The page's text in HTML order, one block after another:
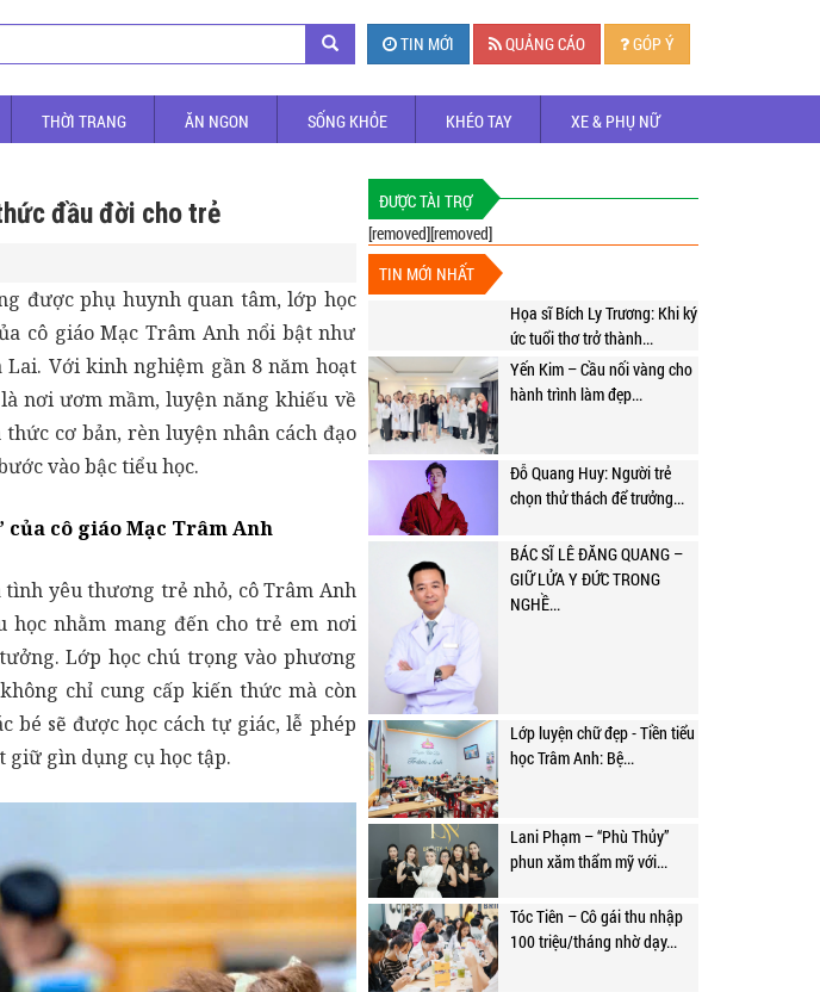
TIN MỚI QUẢNG CÁO GÓP Ý
THỜI TRANG ĂN NGON SỐNG KHỎE KHÉO TAY XE & PHỤ NỮ
đầu đời cho trẻ
được phụ huynh quan tâm, lớp học
cô giáo Mạc Trâm Anh nổi bật như
Lai. Với kinh nghiệm gần 8 năm hoạt
nơi ươm mầm, luyện năng khiếu về
cơ bản, rèn luyện nhân cách đạo
vào bậc tiểu học.
của cô giáo Mạc Trâm Anh
yêu thương trẻ nhỏ, cô Trâm Anh
nhằm mang đến cho trẻ em nơi
Lớp học chú trọng vào phương
chỉ cung cấp kiến thức mà còn
bé sẽ được học cách tự giác, lễ phép
gìn dụng cụ học tập.
ĐƯỢC TÀI TRỢ
[removed][removed]
TIN MỚI NHẤT
Họa sĩ Bích Ly Trương: Khi ký
ức tuổi thơ trở thành...
Yến Kim – Cầu nối vàng cho
hành trình làm đẹp...
Đỗ Quang Huy: Người trẻ
chọn thử thách để trưởng...
BÁC SĨ LÊ ĐĂNG QUANG –
GIỮ LỬA Y ĐỨC TRONG
NGHỀ...
Lớp luyện chữ đẹp - Tiền tiểu
học Trâm Anh: Bệ...
Lani Phạm – “Phù Thủy”
phun xăm thẩm mỹ với...
Tóc Tiên – Cô gái thu nhập
100 triệu/tháng nhờ dạy...